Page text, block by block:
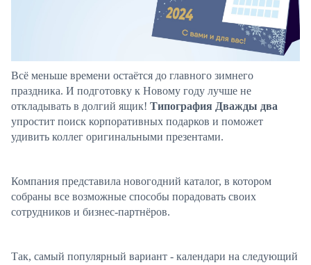
Всё меньше времени остаётся до главного зимнего
праздника. И подготовку к Новому году лучше не
откладывать в долгий ящик! Типография Дважды два
упростит поиск корпоративных подарков и поможет
удивить коллег оригинальными презентами.
Компания представила новогодний каталог, в котором
собраны все возможные способы порадовать своих
сотрудников и бизнес-партнёров.
Так, самый популярный вариант - календари на следующий